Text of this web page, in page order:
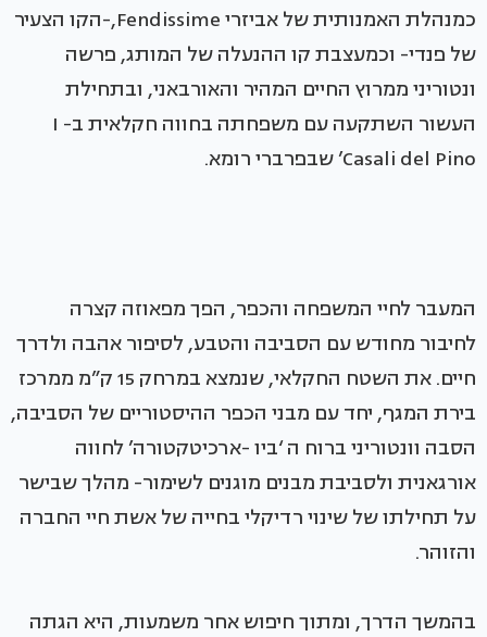
כמנהלת האמנותית של אביזרי Fendissime,-הקו הצעיר
של פנדי- וכמעצבת קו ההנעלה של המותג, פרשה
ונטוריני ממרוץ החיים המהיר והאורבאני, ובתחילת
העשור השתקעה עם משפחתה בחווה חקלאית ב- I
Casali del Pino’ שבפרברי רומא.
המעבר לחיי המשפחה והכפר, הפך מפאוזה קצרה
לחיבור מחודש עם הסביבה והטבע, לסיפור אהבה ולדרך
חיים. את השטח החקלאי, שנמצא במרחק 15 ק”מ ממרכז
בירת המגף, יחד עם מבני הכפר ההיסטוריים של הסביבה,
הסבה וונטוריני ברוח ה ‘ביו -ארכיטקטורה’ לחווה
אורגאנית ולסביבת מבנים מוגנים לשימור- מהלך שבישר
על תחילתו של שינוי רדיקלי בחייה של אשת חיי החברה
והזוהר.
בהמשך הדרך, ומתוך חיפוש אחר משמעות, היא הגתה